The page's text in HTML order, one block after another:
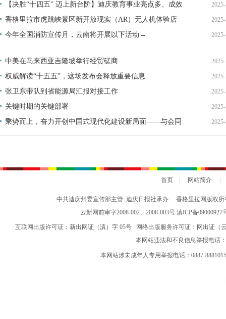
【决胜“十四五” 迈上新台阶】迪庆教育事业亮点多、成效
显——培根铸魂育桃李
香格里拉市虎跳峡景区新开放现实（AR）无人机体验店
今年全国消防宣传月，云南将开展以下活动→
中美在马来西亚吉隆坡举行经贸磋商
权威解读“十五五”，这场发布会释放重要信息
张卫东带队到省能源局汇报对接工作
关键时期的关键部署
乘势而上，奋力开创中国式现代化建设新局面——与会同
志谈贯彻落实党的二十届四中全会精神